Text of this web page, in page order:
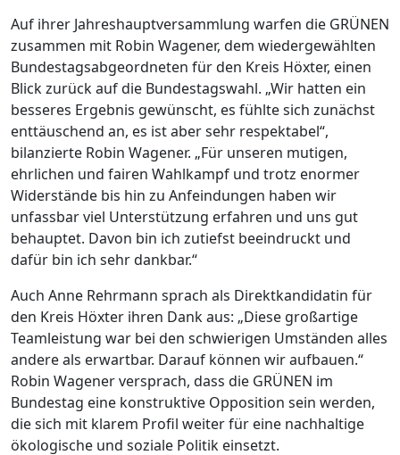
Auf ihrer Jahreshauptversammlung warfen die GRÜNEN
zusammen mit Robin Wagener, dem wiedergewählten
Bundestagsabgeordneten für den Kreis Höxter, einen
Blick zurück auf die Bundestagswahl. „Wir hatten ein
besseres Ergebnis gewünscht, es fühlte sich zunächst
enttäuschend an, es ist aber sehr respektabel“,
bilanzierte Robin Wagener. „Für unseren mutigen,
ehrlichen und fairen Wahlkampf und trotz enormer
Widerstände bis hin zu Anfeindungen haben wir
unfassbar viel Unterstützung erfahren und uns gut
behauptet. Davon bin ich zutiefst beeindruckt und
dafür bin ich sehr dankbar.“
Auch Anne Rehrmann sprach als Direktkandidatin für
den Kreis Höxter ihren Dank aus: „Diese großartige
Teamleistung war bei den schwierigen Umständen alles
andere als erwartbar. Darauf können wir aufbauen.“
Robin Wagener versprach, dass die GRÜNEN im
Bundestag eine konstruktive Opposition sein werden,
die sich mit klarem Profil weiter für eine nachhaltige
ökologische und soziale Politik einsetzt.